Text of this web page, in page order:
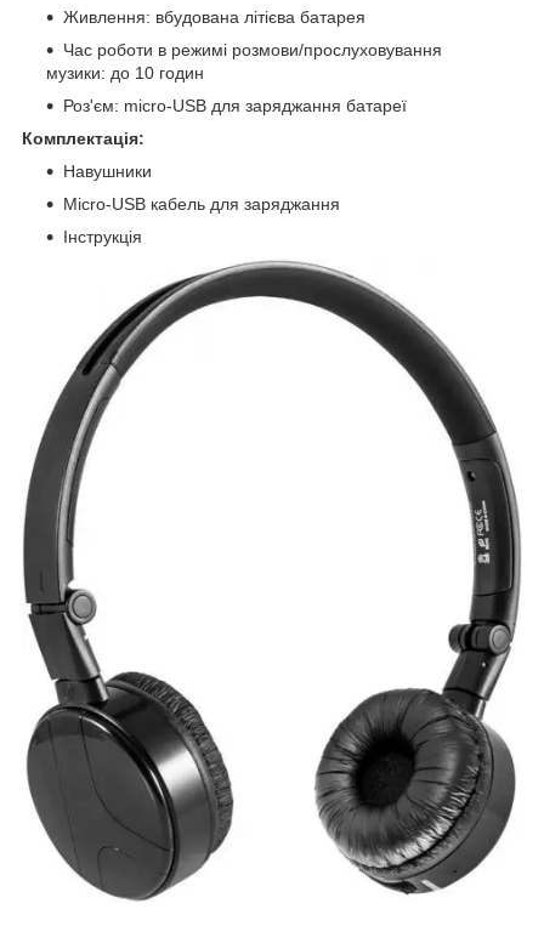
Живлення: вбудована літієва батарея
Час роботи в режимі розмови/прослуховування
музики: до 10 годин
Роз'єм: micro-USB для заряджання батареї
Комплектація:
Навушники
Micro-USB кабель для заряджання
Інструкція